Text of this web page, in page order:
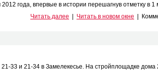
года, впервые в истории перешагнув отметку в 1
Читать далее
Читать в новом окне
33 и 21-34 в Замелекесье. На стройплощадке дома